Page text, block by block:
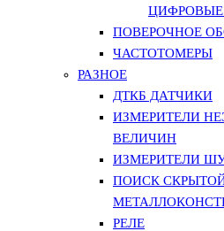
ЦИФРОВЫЕ
ПОВЕРОЧНОЕ
ЧАСТОТОМЕРЫ
РАЗНОЕ
ДТКБ ДАТЧИКИ
ИЗМЕРИТЕЛИ
ВЕЛИЧИН
ИЗМЕРИТЕЛИ
ПОИСК
РЕЛЕ